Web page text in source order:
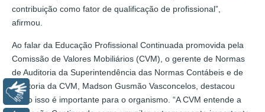
contribuição como fator de qualificação de profissional”,
afirmou.
Ao falar da Educação Profissional Continuada promovida pela
Comissão de Valores Mobiliários (CVM), o gerente de Normas
de Auditoria da Superintendência das Normas Contábeis e de
Auditoria da CVM, Madson Gusmão Vasconcelos, destacou
como isso é importante para o organismo. “A CVM entende a
Libras